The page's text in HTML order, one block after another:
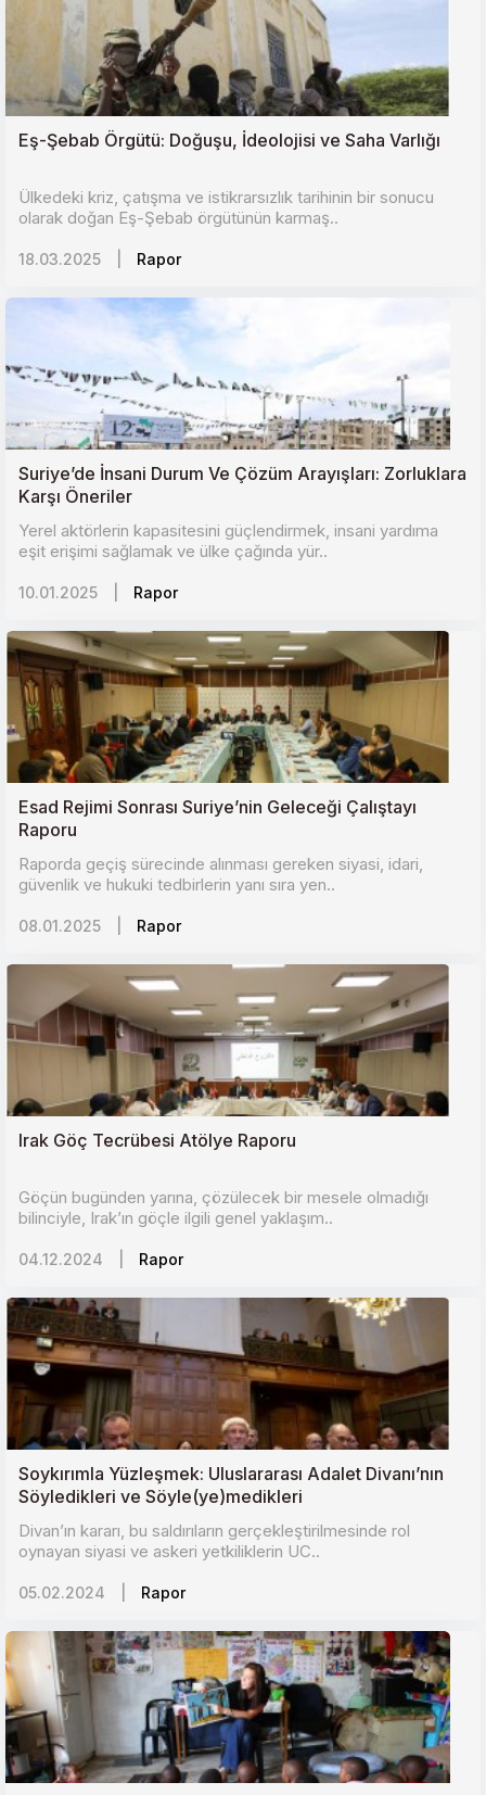
Eş-Şebab Örgütü: Doğuşu, İdeolojisi ve Saha Varlığı
Ülkedeki kriz, çatışma ve istikrarsızlık tarihinin bir sonucu
olarak doğan Eş-Şebab örgütünün karmaş..
18.03.2025 Rapor
Suriye’de İnsani Durum Ve Çözüm Arayışları: Zorluklara
Karşı Öneriler
Yerel aktörlerin kapasitesini güçlendirmek, insani yardıma
eşit erişimi sağlamak ve ülke çağında yür..
10.01.2025 Rapor
Esad Rejimi Sonrası Suriye’nin Geleceği Çalıştayı
Raporu
Raporda geçiş sürecinde alınması gereken siyasi, idari,
güvenlik ve hukuki tedbirlerin yanı sıra yen..
08.01.2025 Rapor
Irak Göç Tecrübesi Atölye Raporu
Göçün bugünden yarına, çözülecek bir mesele olmadığı
bilinciyle, Irak’ın göçle ilgili genel yaklaşım..
04.12.2024 Rapor
Soykırımla Yüzleşmek: Uluslararası Adalet Divanı’nın
Söyledikleri ve Söyle(ye)medikleri
Divan’ın kararı, bu saldırıların gerçekleştirilmesinde rol
oynayan siyasi ve askeri yetkiliklerin UC..
05.02.2024 Rapor